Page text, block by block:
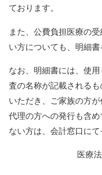
ております。
また、公費負担医療の
い方についても、明細書
なお、明細書には、使
査の名称が記載される
いただき、ご家族の方
代理の方への発行も含
ない方は、会計窓口にて
医療